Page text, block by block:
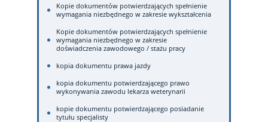
Kopie dokumentów potwierdzających spełnienie
wymagania niezbędnego w zakresie wykształcenia
Kopie dokumentów potwierdzających spełnienie
wymagania niezbędnego w zakresie
doświadczenia zawodowego / stażu pracy
kopia dokumentu prawa jazdy
kopia dokumentu potwierdzającego prawo
wykonywania zawodu lekarza weterynarii
kopie dokumentu potwierdzającego posiadanie
tytułu specjalisty